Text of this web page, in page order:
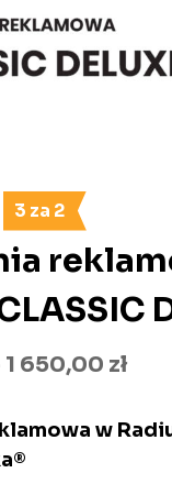
3 za 2
1 650,00 zł
od
w